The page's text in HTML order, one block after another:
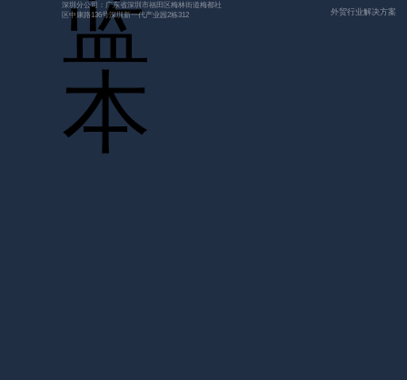
深圳分公司：广东省深圳市福田区梅林街道梅都社
区中康路136号深圳新一代产业园2栋312
外贸行业解决方案